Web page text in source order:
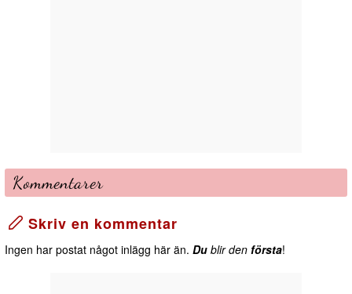
Kommentarer
Skriv en kommentar
Ingen har postat något inlägg här än. Du blir den första!